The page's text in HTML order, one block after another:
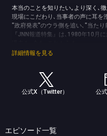
本当のことを知りたい｡より深く､徹
現場にこだわり､当事者の声に耳を
"政府発表"のウラ側を追い､"当たり
『JNN報道特集』は､1980年10月
激動する時代と､向き合い続けます｡
詳細情報を見る
公式X（Twitter） 公
エピソード一覧